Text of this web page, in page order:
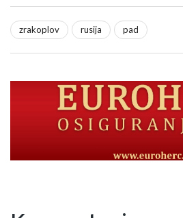
zrakoplov rusija pad